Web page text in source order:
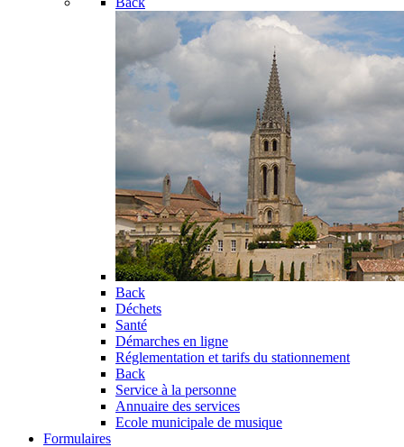
Back
Déchets
Santé
Démarches en ligne
Réglementation et tarifs du stationnement
Back
Service à la personne
Annuaire des services
Ecole municipale de musique
Formulaires